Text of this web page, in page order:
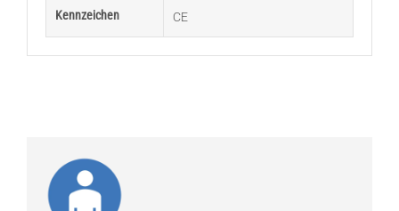
Kennzeichen CE